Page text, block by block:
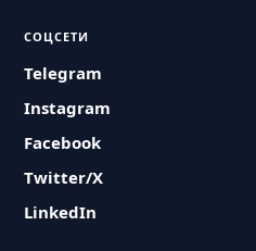
СОЦСЕТИ
Telegram
Instagram
Facebook
Twitter/X
LinkedIn